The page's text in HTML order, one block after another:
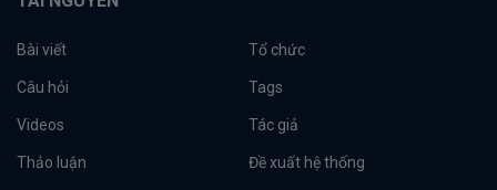
Bài viết Tổ chức
Câu hỏi Tags
Videos Tác giả
Thảo luận Đề xuất hệ thống